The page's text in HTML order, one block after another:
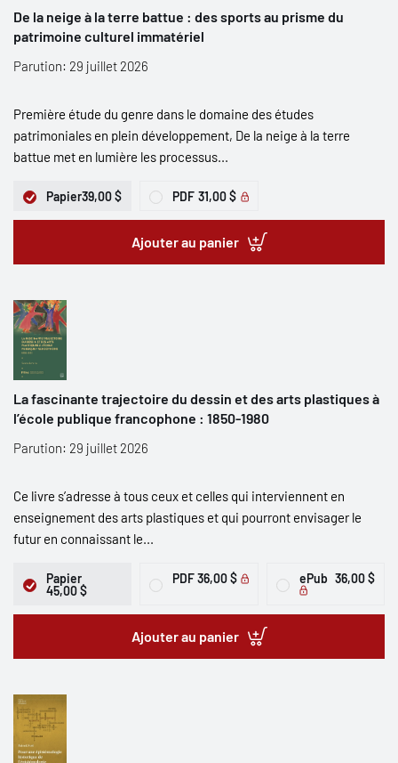
De la neige à la terre battue : des sports au prisme du
patrimoine culturel immatériel
Parution: 29 juillet 2026
Première étude du genre dans le domaine des études
patrimoniales en plein développement, De la neige à la terre
battue met en lumière les processus...
Papier39,00 $ PDF 31,00 $
Ajouter au panier
La fascinante trajectoire du dessin et des arts plastiques à
l’école publique francophone : 1850-1980
Parution: 29 juillet 2026
Ce livre s’adresse à tous ceux et celles qui interviennent en
enseignement des arts plastiques et qui pourront envisager le
futur en connaissant le...
Papier
45,00 $
PDF 36,00 $ ePub 36,00 $
Ajouter au panier